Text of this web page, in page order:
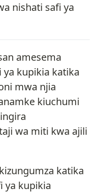
nishati safi ya
amesema
kupikia katika
mwa njia
kiuchumi
wa miti kwa ajili
katika
ya kupikia